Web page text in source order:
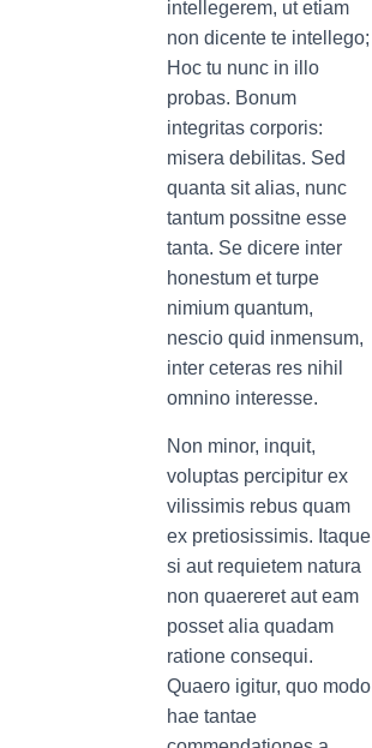
intellegerem, ut etiam
non dicente te intellego;
Hoc tu nunc in illo
probas. Bonum
integritas corporis:
misera debilitas. Sed
quanta sit alias, nunc
tantum possitne esse
tanta. Se dicere inter
honestum et turpe
nimium quantum,
nescio quid inmensum,
inter ceteras res nihil
omnino interesse.
Non minor, inquit,
voluptas percipitur ex
vilissimis rebus quam
ex pretiosissimis. Itaque
si aut requietem natura
non quaereret aut eam
posset alia quadam
ratione consequi.
Quaero igitur, quo modo
hae tantae